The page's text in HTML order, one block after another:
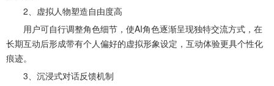
2、虚拟人物塑造自由度高
用户可自行调整角色细节，使AI角色逐渐呈现独特交流方式，在
长期互动后形成带有个人偏好的虚拟形象设定，互动体验更具个性化
痕迹。
3、沉浸式对话反馈机制